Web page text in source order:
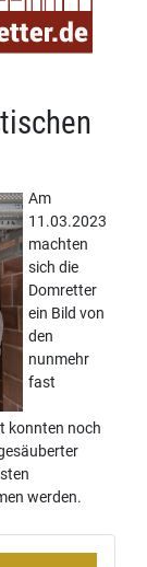
Am
11.03.2023
machten
sich die
Domretter
ein Bild von
den
nunmehr
fast
konnten noch
werden.